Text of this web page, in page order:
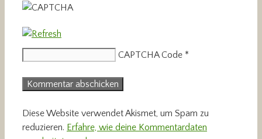
CAPTCHA Code *
Diese Website verwendet Akismet, um Spam zu
reduzieren. Erfahre, wie deine Kommentardaten